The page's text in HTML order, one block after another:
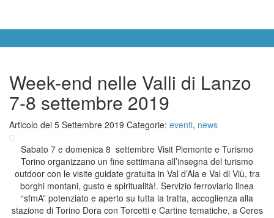
Week-end nelle Valli di Lanzo
7-8 settembre 2019
Articolo del 5 Settembre 2019 Categorie: eventi, news
Sabato 7 e domenica 8 settembre Visit Piemonte e Turismo
Torino organizzano un fine settimana all’insegna del turismo
outdoor con le visite guidate gratuita in Val d’Ala e Val di Viù, tra
borghi montani, gusto e spiritualità!. Servizio ferroviario linea
“sfmA” potenziato e aperto su tutta la tratta, accoglienza alla
stazione di Torino Dora con Torcetti e Cartine tematiche, a Ceres